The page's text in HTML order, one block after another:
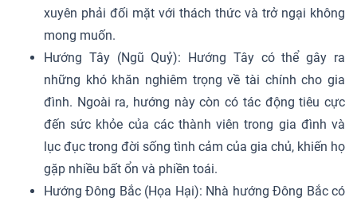
xuyên phải đối mặt với thách thức và trở ngại không
mong muốn.
Hướng Tây (Ngũ Quỷ): Hướng Tây có thể gây ra
những khó khăn nghiêm trọng về tài chính cho gia
đình. Ngoài ra, hướng này còn có tác động tiêu cực
đến sức khỏe của các thành viên trong gia đình và
lục đục trong đời sống tình cảm của gia chủ, khiến họ
gặp nhiều bất ổn và phiền toái.
Hướng Đông Bắc (Họa Hại): Nhà hướng Đông Bắc có